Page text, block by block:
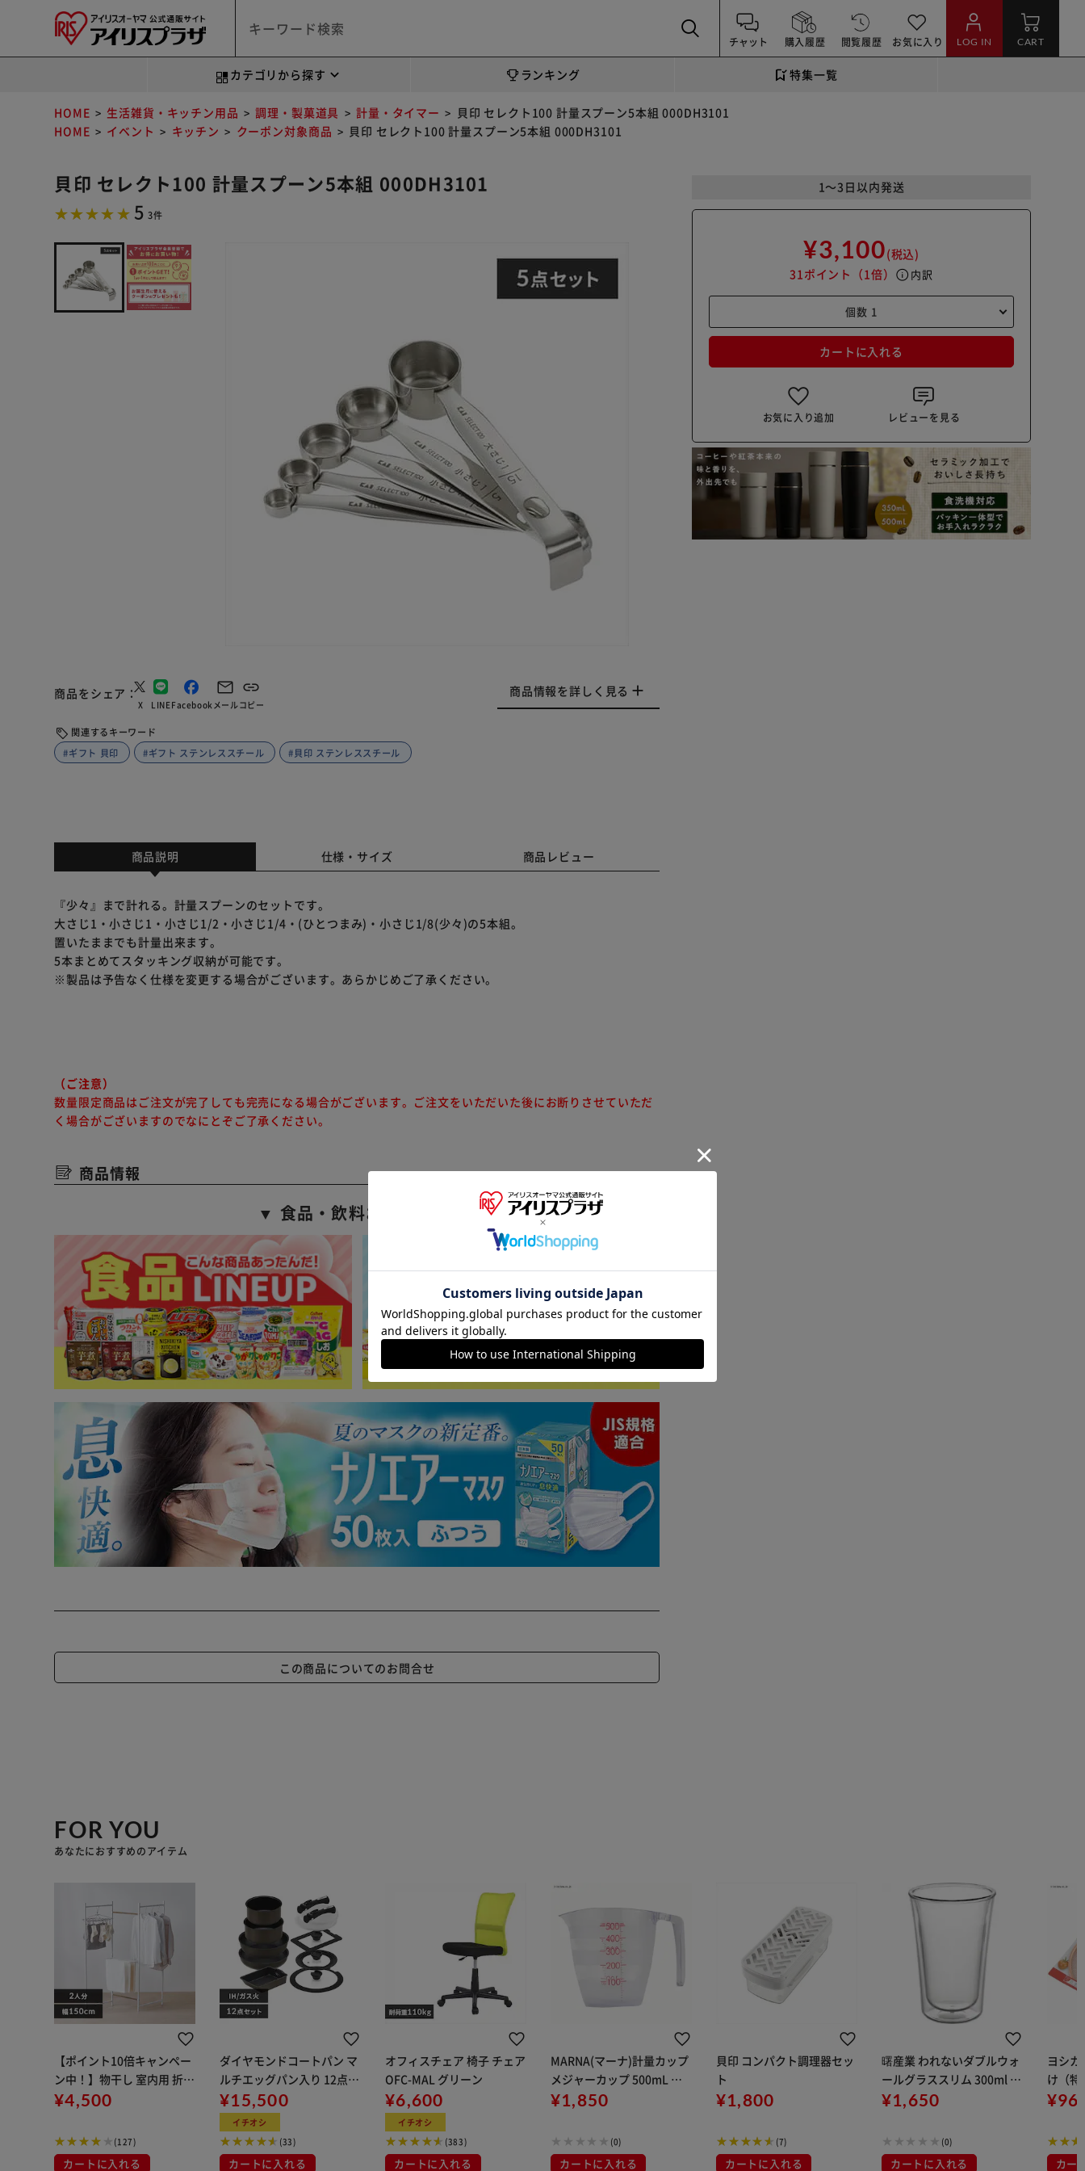
チャット 購入履歴 閲覧履歴 お気に入り LOG IN CART
カテゴリから探す ランキング 特集一覧
HOME 生活雑貨・キッチン用品 調理・製菓道具 計量・タイマー
貝印 セレクト100 計量スプーン5本組 000DH3101
HOME
イベント キッチン クーポン対象商品 貝印 セレクト100 計量スプーン5本組 000DH3101
貝印 セレクト100 計量スプーン5本組 000DH3101
5 3件
商品をシェア
X LINEFacebook メールコピー
商品情報を詳しく見る
関連するキーワード
#ギフト 貝印
#ギフト ステンレススチール #貝印 ステンレススチール
1～3日以内発送
¥3,100(税込)
31ポイント （1倍） info 内訳
カートに入れる
お気に入り追加 レビューを見る
商品説明 仕様・サイズ 商品レビュー
『少々』まで計れる。計量スプーンのセットです。
大さじ1・小さじ1・小さじ1/2・小さじ1/4・(ひとつまみ)・小さじ1/8(少々)の5本組。
置いたままでも計量出来ます。
5本まとめてスタッキング収納が可能です。
※製品は予告なく仕様を変更する場合がございます。あらかじめご了承ください。
（ご注意）
数量限定商品はご注文が完了しても完売になる場合がございます。ご注文をいただいた後にお断りさせていただ
く場合がございますのでなにとぞご了承ください。
商品情報
▼ 食品・飲料おすすめ ▼
この商品についてのお問合せ
FOR YOU
あなたにおすすめのアイテム
【ポイント10倍キャンペー
ン中！】物干し 室内用 折り
たたみ式 3連 OTM-150R ホ
メ
¥4,500
(127)
カートに入れる
ダイヤモンドコートパン マ
ルチエッグパン入り 12点セ
ット IHガス火対応 MEGI-12
S ブラウンメタリック
¥15,500
イチオシ
(33)
カートに入れる
オフィスチェア 椅子 チェア
OFC-MAL グリーン
¥6,600
イチオシ
(383)
カートに入れる
MARNA(マーナ)計量カップ
メジャーカップ 500mL ク
リア K728CL
¥1,850
(0)
カートに入れる
貝印 コンパクト調理器セッ
ト
¥1,800
(7)
カートに入れる
曙産業 われないダブルウォ
ールグラススリム 300ml 4
6998
¥1,650
(0)
カートに入れる
ヨシ
け（特
カー
※ご確認ください